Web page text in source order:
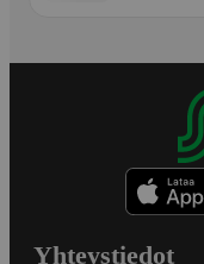
Yhteystiedot